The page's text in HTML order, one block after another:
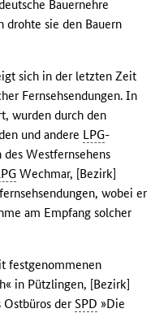
Bauernehre
drohte sie den Bauern
sich in der letzten Zeit
Fernsehsendungen. In
wurden durch den
und andere LPG-
Westfernsehens
Wechmar, [Bezirk]
wobei er
am Empfang solcher
festgenommenen
in Pützlingen, [Bezirk]
Ostbüros derSPD »Die